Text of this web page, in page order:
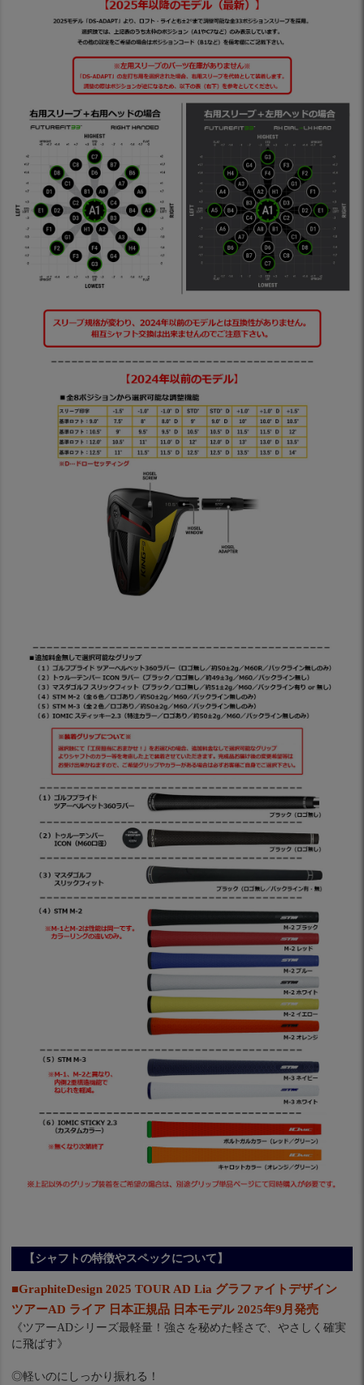
【シャフトの特徴やスペックについて】
■GraphiteDesign 2025 TOUR AD Lia グラファイトデザイン
ツアーAD ライア 日本正規品 日本モデル 2025年9月発売
《ツアーADシリーズ最軽量！強さを秘めた軽さで、やさしく確実
に飛ばす》
◎軽いのにしっかり振れる！